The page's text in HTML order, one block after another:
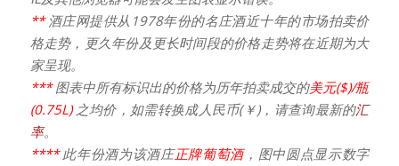
** 酒庄网提供从1978年份的名庄酒近十年的市场拍卖价
格走势，更久年份及更长时间段的价格走势将在近期为大
家呈现。
***图表中所有标识出的价格为历年拍卖成交的美元($)/瓶
(0.75L)之均价，如需转换成人民币(￥)，请查询最新的汇
率。
****此年份酒为该酒庄正牌葡萄酒，图中圆点显示数字